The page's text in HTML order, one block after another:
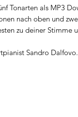
Tonarten als MP3
nach oben und
zu deiner Stimme
Sandro